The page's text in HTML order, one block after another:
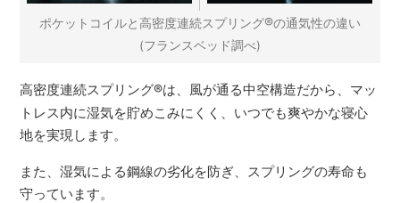
ポケットコイルと高密度連続スプリング®の通気性の違い
(フランスベッド調べ)
高密度連続スプリング®は、風が通る中空構造だから、マッ
トレス内に湿気を貯めこみにくく、いつでも爽やかな寝心
地を実現します。
また、湿気による鋼線の劣化を防ぎ、スプリングの寿命も
守っています。